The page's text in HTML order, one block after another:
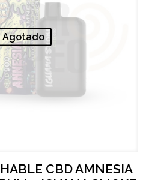
Agotado
CBD AMNESIA